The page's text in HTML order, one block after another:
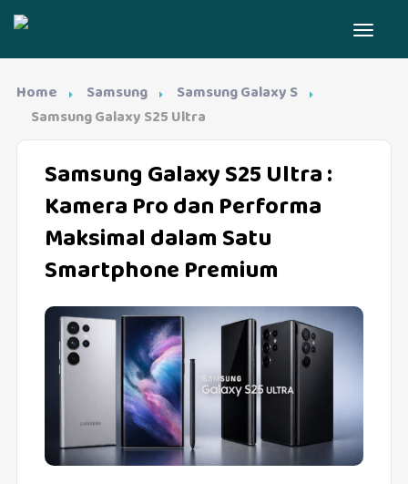
Home Samsung
Samsung Galaxy S
Samsung Galaxy S25 Ultra
Samsung Galaxy S25 Ultra:
Kamera Pro dan Performa
Maksimal dalam Satu
Smartphone Premium